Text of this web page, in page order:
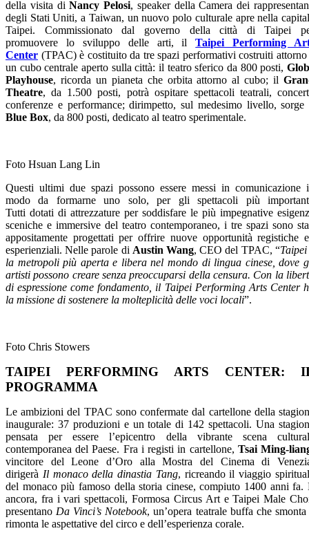
della visita diNancy Pelosi, speaker della Camera dei
degli Stati Uniti, a Taiwan, un nuovo polo culturale apre nella
Taipei. Commissionato dal governo della città di Taipei
promuovere lo sviluppo delle arti, ilTaipei Performing
Center (TPAC) è costituito da tre spazi performativi costruiti attorno
un cubo centrale aperto sulla città: il teatro sferico da 800 posti,
Playhouse, ricorda un pianeta che orbita attorno al cubo; il
Theatre, da 1.500 posti, potrà ospitare spettacoli teatrali,
conferenze e performance; dirimpetto, sul medesimo livello, sorge
Blue Box, da 800 posti, dedicato al teatro sperimentale.
Foto Hsuan Lang Lin
Questi ultimi due spazi possono essere messi in comunicazione
modo da formarne uno solo, per gli spettacoli più
Tutti dotati di attrezzature per soddisfare le più impegnative
sceniche e immersive del teatro contemporaneo, i tre spazi sono
appositamente progettati per offrire nuove opportunità registiche
esperienziali. Nelle parole di Austin Wang, CEO del TPAC, “Taipei
la metropoli più aperta e libera nel mondo di lingua cinese, dove
artisti possono creare senza preoccuparsi della censura. Con la
di espressione come fondamento, il Taipei Performing Arts Center
la missione di sostenere la molteplicità delle voci locali”.
Foto Chris Stowers
TAIPEI PERFORMING ARTS CENTER:
PROGRAMMA
Le ambizioni del TPAC sono confermate dal cartellone della
inaugurale: 37 produzioni e un totale di 142 spettacoli. Una
pensata per essere l’epicentro della vibrante scena
contemporanea del Paese. Fra i registi in cartellone, Tsai Ming-
vincitore del Leone d’Oro alla Mostra del Cinema di
dirigerà Il monaco della dinastia Tang, ricreando il viaggio
del monaco più famoso della storia cinese, compiuto 1400 anni fa.
ancora, fra i vari spettacoli, Formosa Circus Art e Taipei Male
presentano Da Vinci’s Notebook, un’opera teatrale buffa che smonta
rimonta le aspettative del circo e dell’esperienza corale.